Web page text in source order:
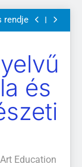
04-14.
rendje
14.
és
Education